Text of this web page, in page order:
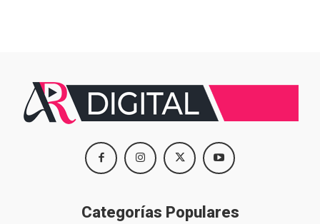
Categorías Populares